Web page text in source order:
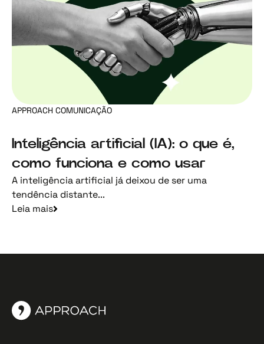
APPROACH COMUNICAÇÃO
Inteligência artificial (IA): o que é,
como funciona e como usar
A inteligência artificial já deixou de ser uma
tendência distante...
Leia mais